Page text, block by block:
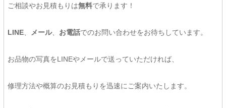
ご相談やお見積もりは無料で承ります！
LINE、 メール、 お電話でのお問い合わせをお待ちしています。
お品物の写真をLINEやメールで送っていただければ、
修理方法や概算のお見積もりを迅速にご案内いたします。